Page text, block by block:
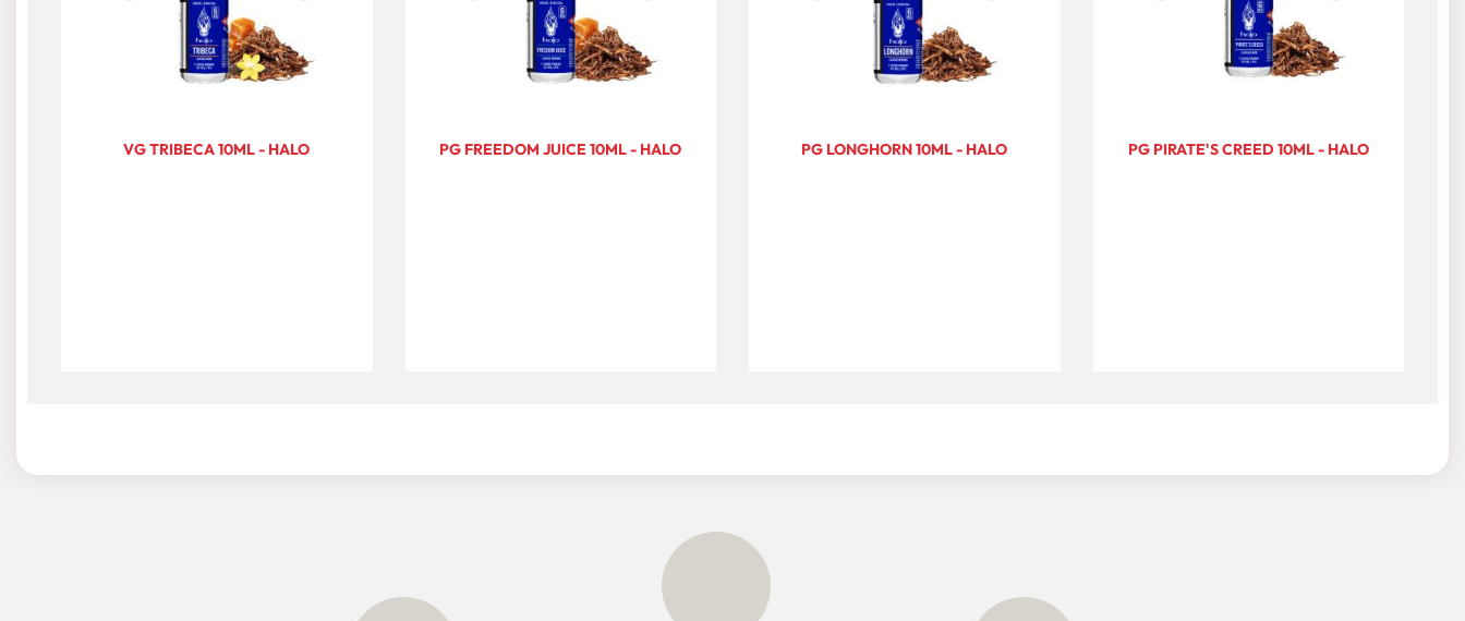
VG TRIBECA 10ML - HALO PG FREEDOM JUICE 10ML - HALO PG LONGHORN 10ML - HALO PG PIRATE'S CREED 10ML - HALO